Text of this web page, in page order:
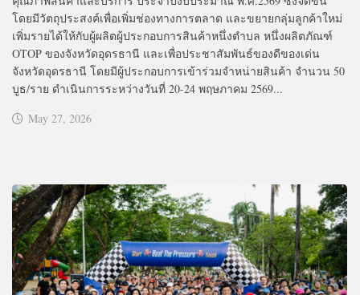
โดยมีวัตถุประสงค์เพื่อเพิ่มช่องทางการตลาด และขยายกลุ่มลูกค้าใหม่
เพิ่มรายได้ให้กับผู้ผลิตผู้ประกอบการสินค้าหนึ่งตำบล หนึ่งผลิตภัณฑ์
OTOP ของจังหวัดอุดรธานี และเพื่อประชาสัมพันธ์ของดีของเด่น
จังหวัดอุดรธานี โดยมีผู้ประกอบการเข้าร่วมจำหน่ายสินค้า จำนวน 50
บูธ/ราย ดำเนินการระหว่างวันที่ 20-24 พฤษภาคม 2569...
May 27, 2026